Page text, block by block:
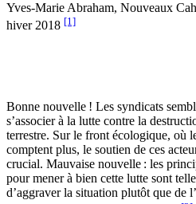
Yves-Marie Abraham, Nouveaux
hiver 2018 [1]
Bonne nouvelle ! Les syndicats
s’associer à la lutte contre la
terrestre. Sur le front écologique, où
comptent plus, le soutien de ces
crucial. Mauvaise nouvelle : les
pour mener à bien cette lutte sont
d’aggraver la situation plutôt que de